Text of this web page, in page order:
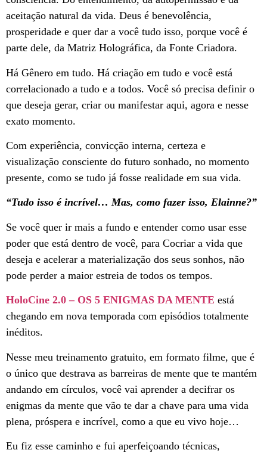
aceitação natural da vida. Deus é benevolência,
prosperidade e quer dar a você tudo isso, porque você é
parte dele, da Matriz Holográfica, da Fonte Criadora.
Há Gênero em tudo. Há criação em tudo e você está
correlacionado a tudo e a todos. Você só precisa definir o
que deseja gerar, criar ou manifestar aqui, agora e nesse
exato momento.
Com experiência, convicção interna, certeza e
visualização consciente do futuro sonhado, no momento
presente, como se tudo já fosse realidade em sua vida.
“Tudo isso é incrível… Mas, como fazer isso, Elainne?”
Se você quer ir mais a fundo e entender como usar esse
poder que está dentro de você, para Cocriar a vida que
deseja e acelerar a materialização dos seus sonhos, não
pode perder a maior estreia de todos os tempos.
HoloCine 2.0 – OS 5 ENIGMAS DA MENTE está
chegando em nova temporada com episódios totalmente
inéditos.
Nesse meu treinamento gratuito, em formato filme, que é
o único que destrava as barreiras de mente que te mantém
andando em círculos, você vai aprender a decifrar os
enigmas da mente que vão te dar a chave para uma vida
plena, próspera e incrível, como a que eu vivo hoje…
Eu fiz esse caminho e fui aperfeiçoando técnicas,